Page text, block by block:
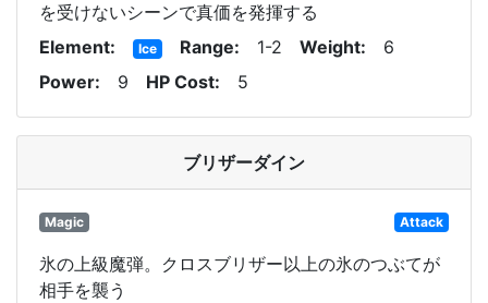
を受けないシーンで真価を発揮する
Element
Ice Range 1-2 Weight
6
Power
9 HP Cost 5
ブリザーダイン
Magic Attack
氷の上級魔弾。クロスブリザー以上の氷のつぶてが
相手を襲う